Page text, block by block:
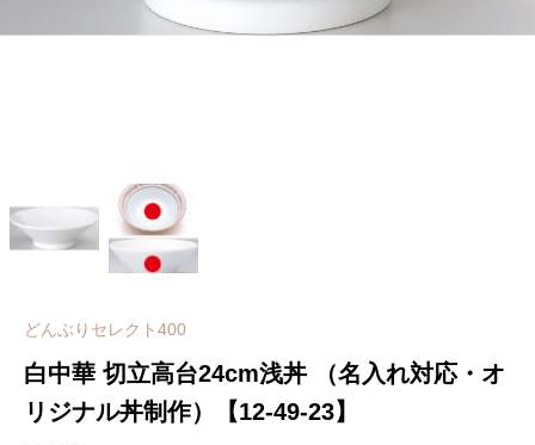
どんぶりセレクト400
白中華 切立高台24cm浅丼 （名入れ対応・オ
リジナル丼制作）【12-49-23】